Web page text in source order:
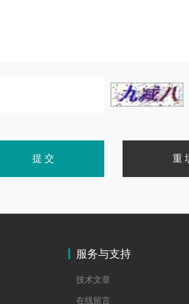
服务与支持
技术文章
在线留言